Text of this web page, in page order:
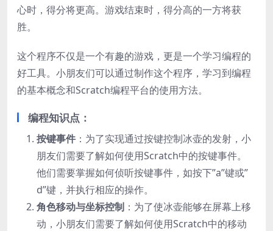
心时，得分将更高。游戏结束时，得分高的一方将获
胜。
这个程序不仅是一个有趣的游戏，更是一个学习编程的
好工具。小朋友们可以通过制作这个程序，学习到编程
的基本概念和Scratch编程平台的使用方法。
编程知识点：
按键事件 ：为了实现通过按键控制冰壶的发射，小
朋友们需要了解如何使用Scratch中的按键事件。
他们需要掌握如何侦听按键事件，如按下”a”键或”
d”键，并执行相应的操作。
角色移动与坐标控制 ：为了使冰壶能够在屏幕上移
动，小朋友们需要了解如何使用Scratch中的移动